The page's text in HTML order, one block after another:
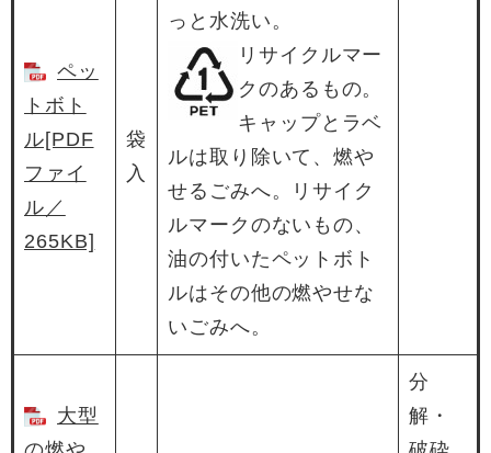
ペッ
トボト
ル[PDF
ファイ
ル／
265KB]
袋
入
っと水洗い。
リサイクルマー
クのあるもの。
キャップとラベ
ルは取り除いて、燃や
せるごみへ。リサイク
ルマークのないもの、
油の付いたペットボト
ルはその他の燃やせな
いごみへ。
大型
分
解・